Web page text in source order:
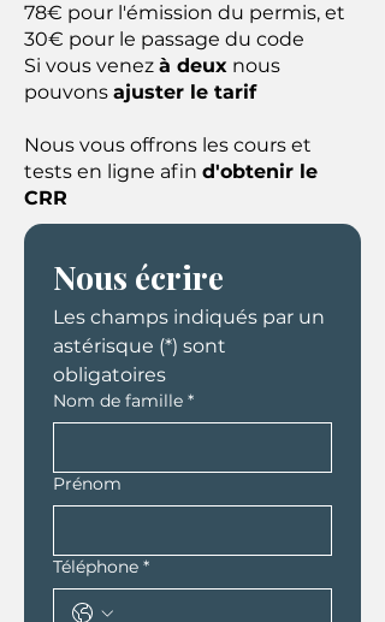
78€ pour l'émission du permis, et
30€ pour le passage du code
Si vous venez à deux nous
pouvons ajuster le tarif
Nous vous offrons les cours et
tests en ligne afin d'obtenir le
CRR
Nous écrire
Les champs indiqués par un
astérisque (*) sont
obligatoires
Nom de famille *
Prénom
Téléphone *